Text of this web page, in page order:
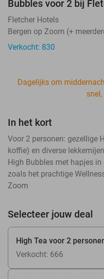
Bubbles voor 2 bij
Fletcher Hotels
Bergen op Zoom (+
Verkocht: 830
Dagelijks om
snel,
In het kort
Voor 2 personen: gezellige
koffie) en diverse
High Bubbles met hapjes in
zoals het prachtige
Zoom
Selecteer jouw deal
High Tea voor 2
Verkocht: 666